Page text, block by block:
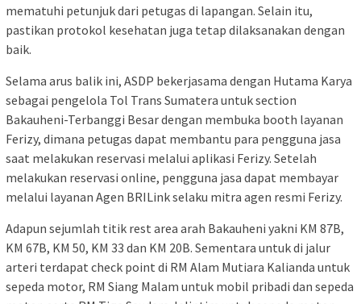
mematuhi petunjuk dari petugas di lapangan. Selain itu,
pastikan protokol kesehatan juga tetap dilaksanakan dengan
baik.
Selama arus balik ini, ASDP bekerjasama dengan Hutama Karya
sebagai pengelola Tol Trans Sumatera untuk section
Bakauheni-Terbanggi Besar dengan membuka booth layanan
Ferizy, dimana petugas dapat membantu para pengguna jasa
saat melakukan reservasi melalui aplikasi Ferizy. Setelah
melakukan reservasi online, pengguna jasa dapat membayar
melalui layanan Agen BRILink selaku mitra agen resmi Ferizy.
Adapun sejumlah titik rest area arah Bakauheni yakni KM 87B,
KM 67B, KM 50, KM 33 dan KM 20B. Sementara untuk di jalur
arteri terdapat check point di RM Alam Mutiara Kalianda untuk
sepeda motor, RM Siang Malam untuk mobil pribadi dan sepeda